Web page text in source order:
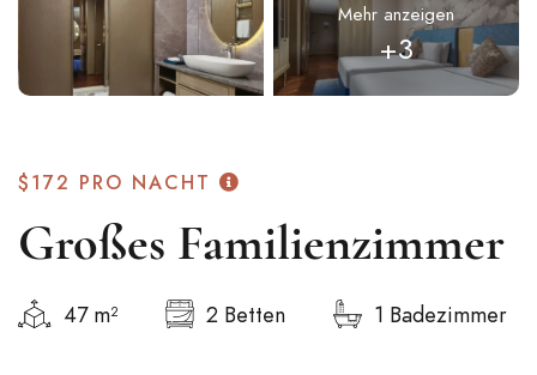
Mehr anzeigen
+3
$172 PRO NACHT
Großes Familienzimmer
47 m² 2 Betten 1 Badezimmer